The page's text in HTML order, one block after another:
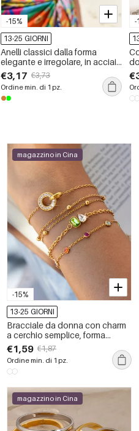
-15%
13-25 GIORNI
Anelli classici dalla forma
elegante e irregolare, in acciaio
inossidabile, impermeabili,
color oro, con pietra naturale.
€3,17 €3,73
Ordine min. di 1 pz.
-
-15%
magazzino in Cina
13-25 GIORNI
Bracciale da donna con charm
a cerchio semplice, forma
geometrica, in acciaio
inossidabile, impermeabile,
color oro, con zirconi.
€1,59 €1,87
Ordine min. di 1 pz.
magazzino in Cina